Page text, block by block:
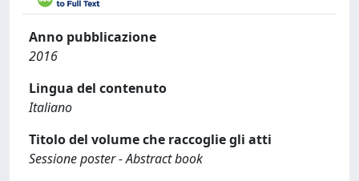
Anno pubblicazione
2016
Lingua del contenuto
Italiano
Titolo del volume che raccoglie gli atti
Sessione poster - Abstract book